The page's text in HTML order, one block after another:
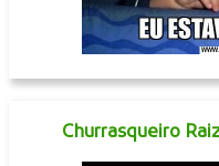
Churrasqueiro